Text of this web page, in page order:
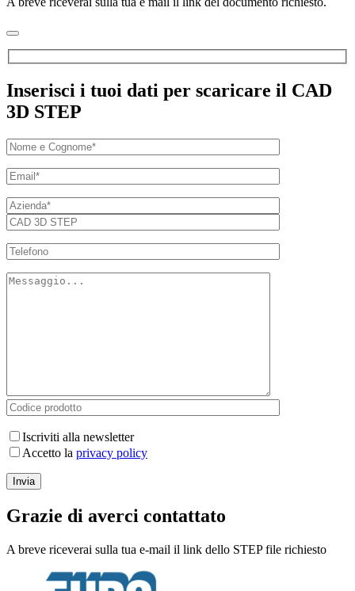
Inserisci i tuoi dati per scaricare il CAD
3D STEP
Iscriviti alla newsletter
Accetto la privacy policy
Grazie di averci contattato
A breve riceverai sulla tua e-mail il link dello STEP file richiesto